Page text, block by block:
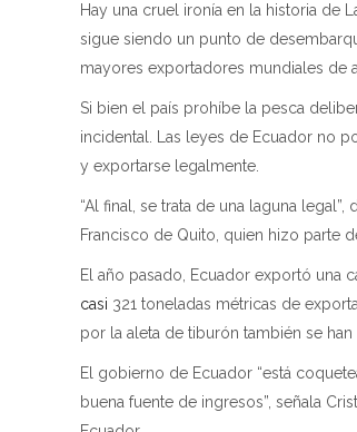
Hay una cruel ironía en la historia de
sigue siendo un punto de
mayores exportadores mundiales de
Si bien el país prohíbe la pesca
incidental. Las leyes de Ecuador no
y exportarse legalmente.
“Al final, se trata de una laguna
Francisco de Quito, quien hizo parte
El año pasado, Ecuador exportó una
casi 321 toneladas métricas de
por la aleta de tiburón también se han
El gobierno de Ecuador “está
buena fuente de ingresos”, señala